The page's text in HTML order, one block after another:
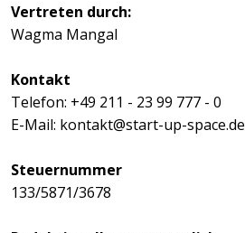
Vertreten durch:
Wagma Mangal
Kontakt
Telefon: +49 211 - 23 99 777 - 0
E-Mail: kontakt@start-up-space.de
Steuernummer
133/5871/3678